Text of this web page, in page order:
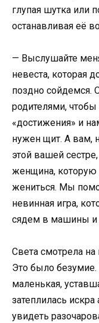
глупая шутка или
останавливая её
— Выслушайте
невеста, которая
поздно сойдемся.
родителями,
«достижения» и
нужен щит. А вам,
этой вашей
женщина, которую
жениться. Мы
невинная игра,
сядем в машины и
Света смотрела
Это было
маленькая,
затеплилась искра
увидеть